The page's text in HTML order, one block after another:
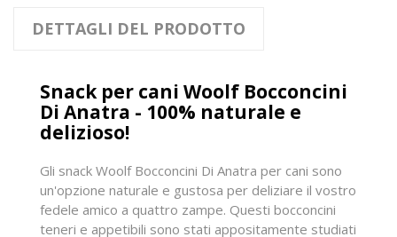
DETTAGLI DEL PRODOTTO
Snack per cani Woolf Bocconcini
Di Anatra - 100% naturale e
delizioso!
Gli snack Woolf Bocconcini Di Anatra per cani sono
un'opzione naturale e gustosa per deliziare il vostro
fedele amico a quattro zampe. Questi bocconcini
teneri e appetibili sono stati appositamente studiati